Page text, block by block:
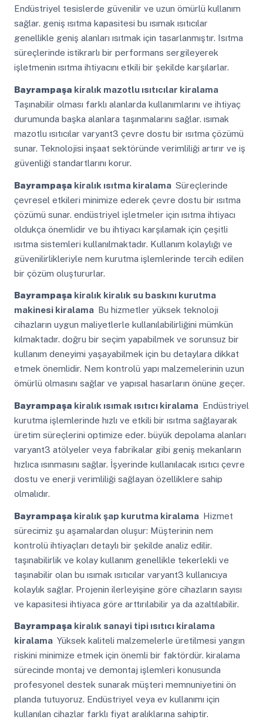
Endüstriyel tesislerde güvenilir ve uzun ömürlü kullanım
sağlar. geniş ısıtma kapasitesi bu ısımak ısıtıcılar
genellikle geniş alanları ısıtmak için tasarlanmıştır. Isıtma
süreçlerinde istikrarlı bir performans sergileyerek
işletmenin ısıtma ihtiyacını etkili bir şekilde karşılarlar.
Bayrampaşa kiralık mazotlu ısıtıcılar kiralama
Taşınabilir olması farklı alanlarda kullanımlarını ve ihtiyaç
durumunda başka alanlara taşınmalarını sağlar. ısımak
mazotlu ısıtıcılar varyant3 çevre dostu bir ısıtma çözümü
sunar. Teknolojisi inşaat sektöründe verimliliği artırır ve iş
güvenliği standartlarını korur.
Bayrampaşa kiralık ısıtma kiralama Süreçlerinde
çevresel etkileri minimize ederek çevre dostu bir ısıtma
çözümü sunar. endüstriyel işletmeler için ısıtma ihtiyacı
oldukça önemlidir ve bu ihtiyacı karşılamak için çeşitli
ısıtma sistemleri kullanılmaktadır. Kullanım kolaylığı ve
güvenilirlikleriyle nem kurutma işlemlerinde tercih edilen
bir çözüm oluştururlar.
Bayrampaşa kiralık kiralık su baskını kurutma
makinesi kiralama Bu hizmetler yüksek teknoloji
cihazların uygun maliyetlerle kullanılabilirliğini mümkün
kılmaktadır. doğru bir seçim yapabilmek ve sorunsuz bir
kullanım deneyimi yaşayabilmek için bu detaylara dikkat
etmek önemlidir. Nem kontrolü yapı malzemelerinin uzun
ömürlü olmasını sağlar ve yapısal hasarların önüne geçer.
Bayrampaşa kiralık ısımak ısıtıcı kiralama Endüstriyel
kurutma işlemlerinde hızlı ve etkili bir ısıtma sağlayarak
üretim süreçlerini optimize eder. büyük depolama alanları
varyant3 atölyeler veya fabrikalar gibi geniş mekanların
hızlıca ısınmasını sağlar. İşyerinde kullanılacak ısıtıcı çevre
dostu ve enerji verimliliği sağlayan özelliklere sahip
olmalıdır.
Bayrampaşa kiralık şap kurutma kiralama Hizmet
sürecimiz şu aşamalardan oluşur: Müşterinin nem
kontrolü ihtiyaçları detaylı bir şekilde analiz edilir.
taşınabilirlik ve kolay kullanım genellikle tekerlekli ve
taşınabilir olan bu ısımak ısıtıcılar varyant3 kullanıcıya
kolaylık sağlar. Projenin ilerleyişine göre cihazların sayısı
ve kapasitesi ihtiyaca göre arttırılabilir ya da azaltılabilir.
Bayrampaşa kiralık sanayi tipi ısıtıcı kiralama
kiralama Yüksek kaliteli malzemelerle üretilmesi yangın
riskini minimize etmek için önemli bir faktördür. kiralama
sürecinde montaj ve demontaj işlemleri konusunda
profesyonel destek sunarak müşteri memnuniyetini ön
planda tutuyoruz. Endüstriyel veya ev kullanımı için
kullanılan cihazlar farklı fiyat aralıklarına sahiptir.